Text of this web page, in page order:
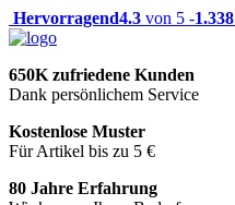
Hervorragend4.3 von 5 -1.338
650K zufriedene Kunden
Dank persönlichem Service
Kostenlose Muster
Für Artikel bis zu 5 €
80 Jahre Erfahrung